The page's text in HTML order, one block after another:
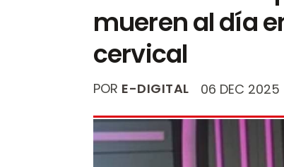
mueren al día
cervical
POR E-DIGITAL 06 DEC 2025